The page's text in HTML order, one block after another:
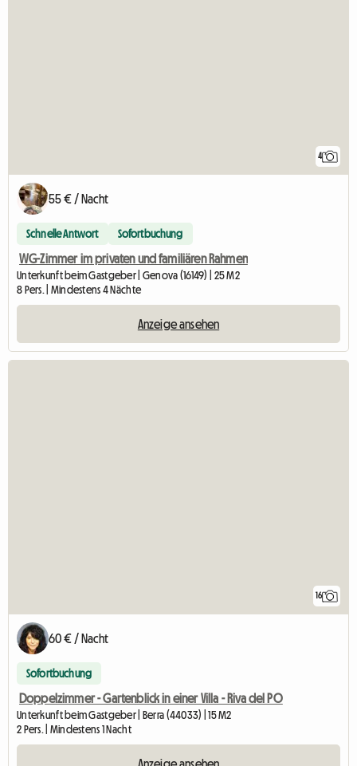
4
55 € / Nacht
Schnelle Antwort Sofortbuchung
WG-Zimmer im privaten und familiären Rahmen
Unterkunft beim Gastgeber | Genova (16149) | 25 M2
8 Pers. | Mindestens 4 Nächte
Anzeige ansehen
16
60 € / Nacht
Sofortbuchung
Doppelzimmer - Gartenblick in einer Villa - Riva del PO
Unterkunft beim Gastgeber | Berra (44033) | 15 M2
2 Pers. | Mindestens 1 Nacht
Anzeige ansehen